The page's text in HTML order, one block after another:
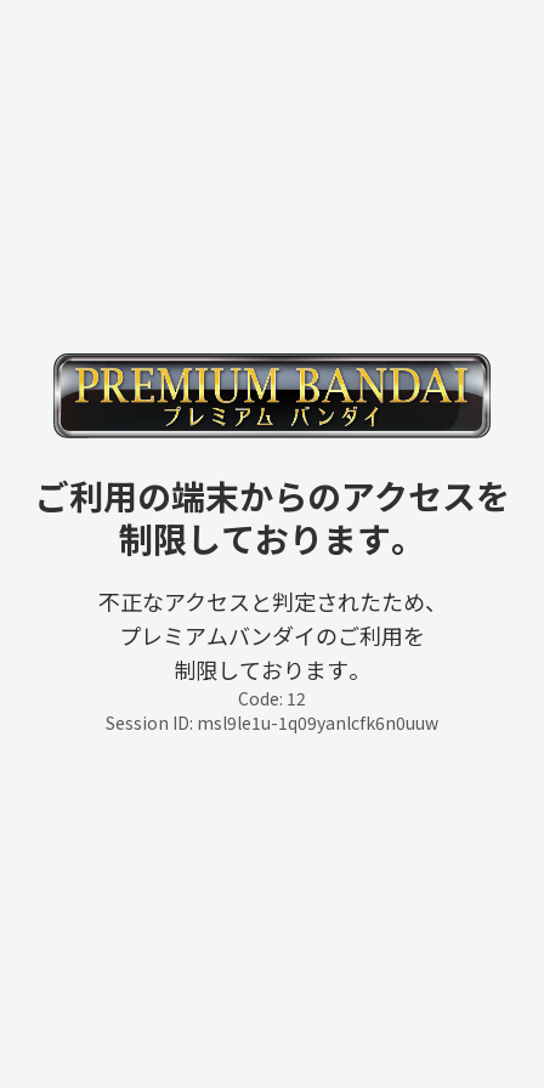
ご利用の端末からのアクセスを
制限しております。
不正なアクセスと判定されたため、
プレミアムバンダイのご利用を
制限しております。
Code: 12
Session ID: msl9le1u-1q09yanlcfk6n0uuw